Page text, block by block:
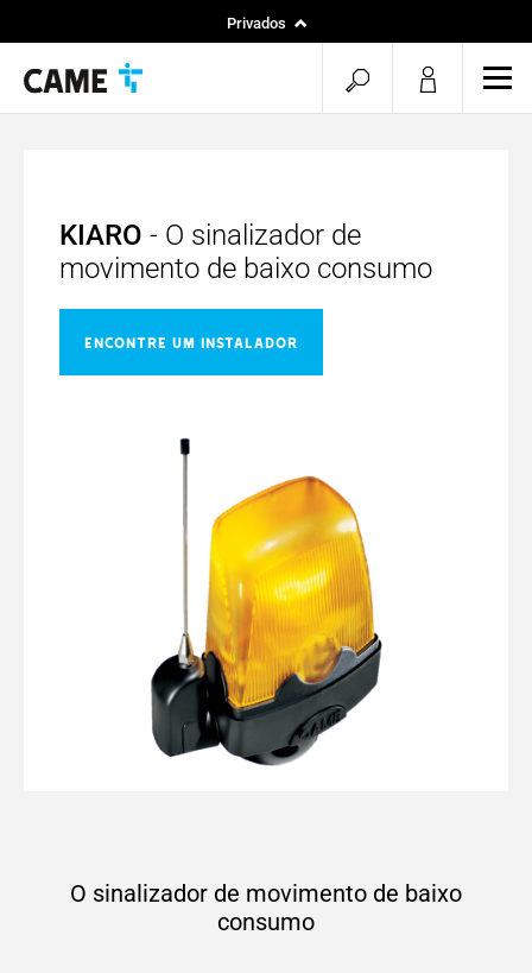
Privados
pesquisa
aberta
KIARO - O sinalizador de
movimento de baixo consumo
ENCONTRE UM INSTALADOR
O sinalizador de movimento de baixo
consumo